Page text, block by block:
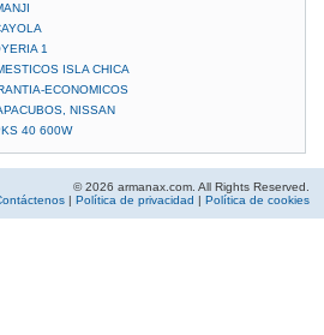
1
ISLA CHICA
ECONOMICOS
NISSAN
40 600W
© 2026 armanax.com. All Rights Reserved.
| Política de privacidad | Política de cookies